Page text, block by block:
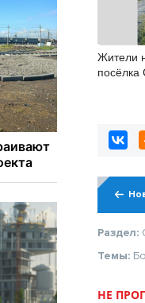
Жители
Раздел:
Темы:
НЕ